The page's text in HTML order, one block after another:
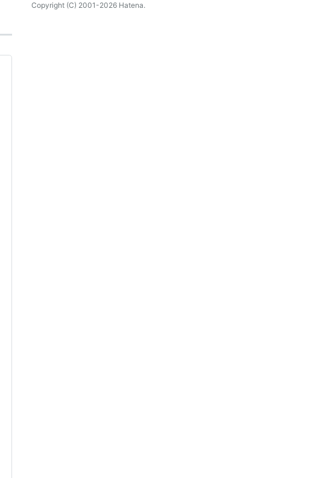
Copyright (C) 2001-2026 Hatena.